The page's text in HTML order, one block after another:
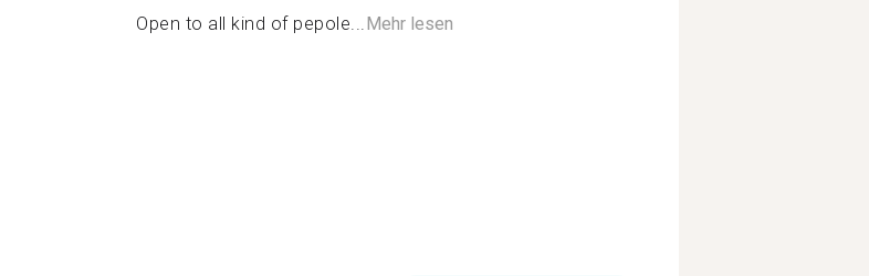
Open to all kind of pepole...Mehr lesen